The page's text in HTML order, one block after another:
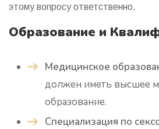
этому вопросу ответственно.
Образование и
Медицинское
должен иметь высшее
образование.
Специализация по